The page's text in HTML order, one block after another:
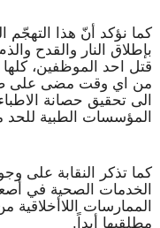
كما نؤكد أنّ هذا التهجّم
بإطلاق النار والقدح
قتل احد الموظفين،
من اي وقت مضى على
الى تحقيق حصانة
المؤسسات الطبية للحد
كما تذكر النقابة على
الخدمات الصحية في
الممارسات
مطلقيها أبداً.